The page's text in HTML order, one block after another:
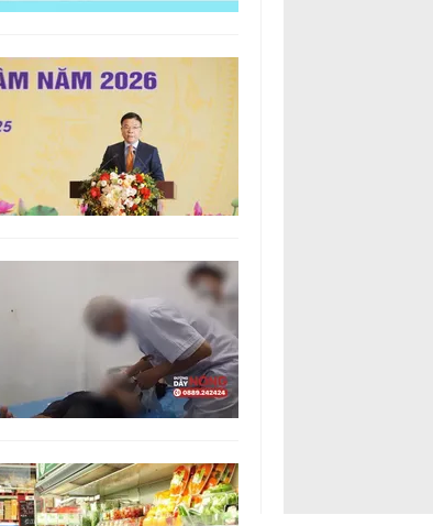
EMagazine
Photo
Infographic
Góc ảnh
Công nghệ
Hitech Công nghệ tương lai
Sản phẩm
Thị trường